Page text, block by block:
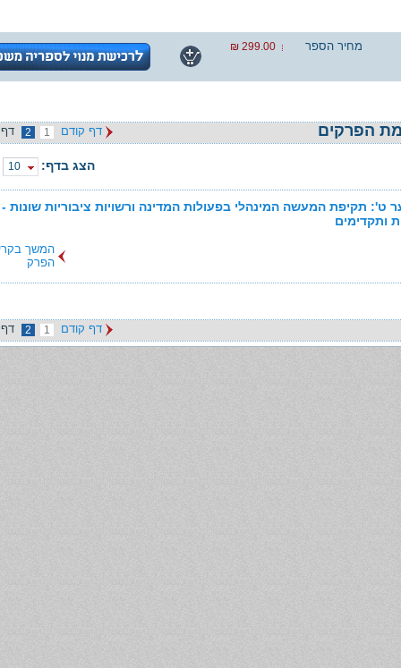
מחיר הספר 299.00 ₪
הפרקים דף קודם 1
2
הצג בדף: 10
ט': תקיפת המעשה המינהלי בפעולות המדינה ורשויות ציבוריות שונות -
ותקדימים
המשך
הפרק
דף קודם 1
2